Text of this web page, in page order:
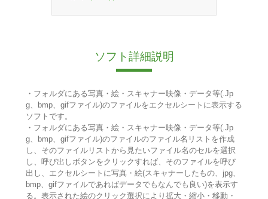
ソフト詳細説明
・フォルダにある写真・絵・スキャナー映像・データ等(.Jp
g、bmp、gifファイル)のファイルをエクセルシートに表示する
ソフトです。
・フォルダにある写真・絵・スキャナー映像・データ等(.Jp
g、bmp、gifファイル)のファイルのファイル名リストを作成
し、そのファイルリストから見たいファイル名のセルを選択
し、呼び出しボタンをクリックすれば、そのファイルを呼び
出し、エクセルシートに写真・絵(スキャナーしたもの、jpg、
bmp、gifファイルであればデータでもなんでも良い)を表示す
る。表示された絵のクリック選択により拡大・縮小・移動・